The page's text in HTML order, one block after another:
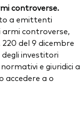
controverse.
a emittenti
controverse,
del 9 dicembre
investitori
e giuridici a
accedere a o